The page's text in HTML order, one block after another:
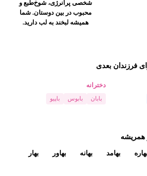
شخصی پرانرژی، شوخ‌طبع و
محبوب در بین دوستان. شما
همیشه لبخند به لب دارید.
فرزندان بعدی
دخترانه
بابان بابوس باپیو
همریشه
بهامد بهانه بهاور
بهار